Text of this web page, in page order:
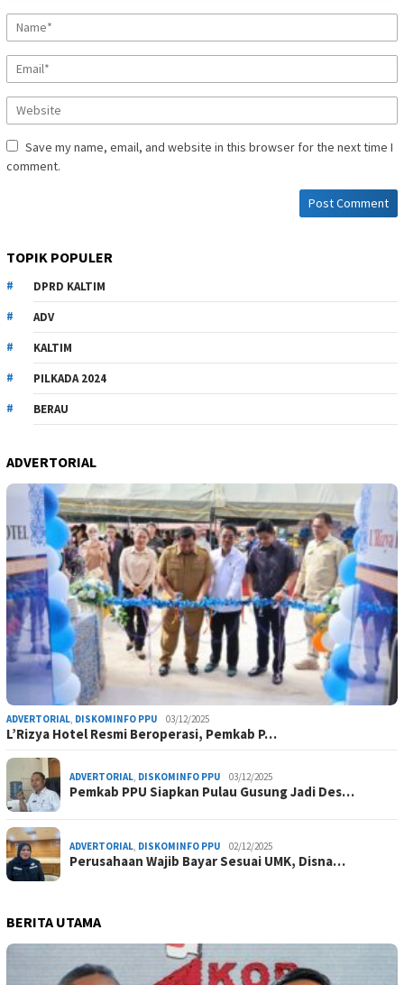
Save my name, email, and website in this browser for the next time I
comment.
TOPIK POPULER
DPRD KALTIM
ADV
KALTIM
PILKADA 2024
BERAU
ADVERTORIAL
ADVERTORIAL, DISKOMINFO PPU 03/12/2025
L’Rizya Hotel Resmi Beroperasi, Pemkab P…
ADVERTORIAL, DISKOMINFO PPU 03/12/2025
Pemkab PPU Siapkan Pulau Gusung Jadi Des…
ADVERTORIAL, DISKOMINFO PPU 02/12/2025
Perusahaan Wajib Bayar Sesuai UMK, Disna…
BERITA UTAMA